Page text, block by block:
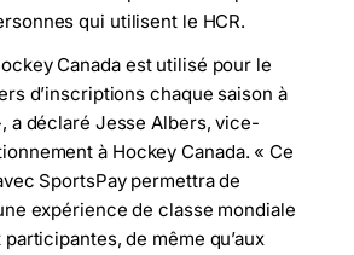
qui utilisent le HCR.
Canada est utilisé pour le
d’inscriptions chaque saison à
a déclaré Jesse Albers, vice-
à Hockey Canada. « Ce
SportsPay permettra de
expérience de classe mondiale
de même qu’aux